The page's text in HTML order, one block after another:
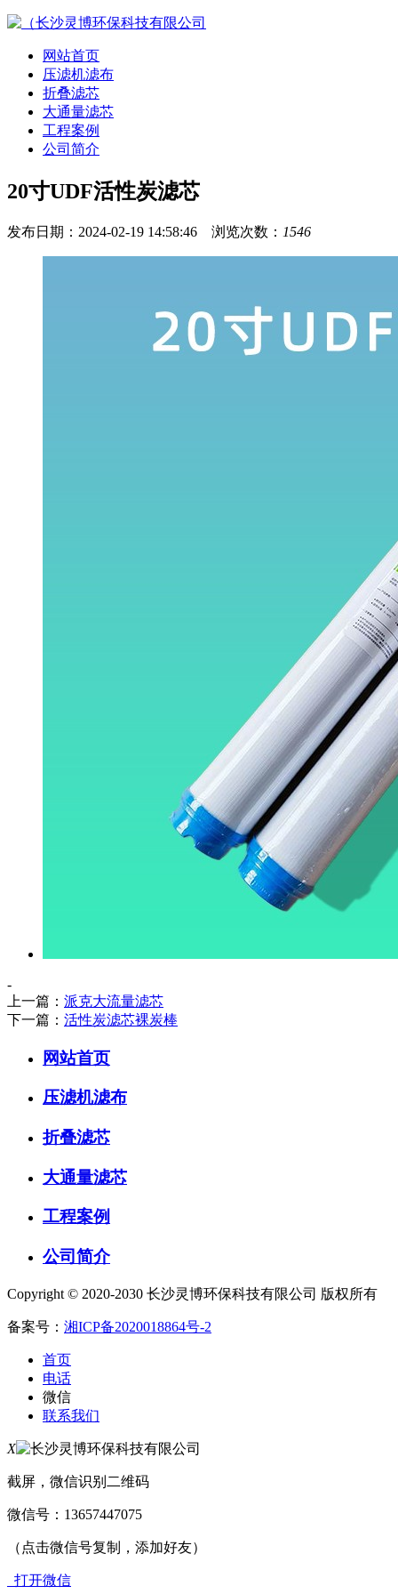
网站首页
压滤机滤布
折叠滤芯
大通量滤芯
工程案例
公司简介
20寸UDF活性炭滤芯
发布日期：2024-02-19 14:58:46 浏览次数： 1546
-
上一篇： 派克大流量滤芯
下一篇： 活性炭滤芯裸炭棒
网站首页
压滤机滤布
折叠滤芯
大通量滤芯
工程案例
公司简介
Copyright © 2020-2030 长沙灵博环保科技有限公司 版权所有
备案号： 湘ICP备2020018864号-2
首页
电话
微信
联系我们
X
截屏，微信识别二维码
微信号： 13657447075
（点击微信号复制，添加好友）
打开微信